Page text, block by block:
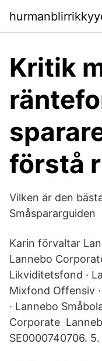
Kritik
förstå
Vilken är den
Småspararguiden
Karin förvaltar
Lannebo
Likviditetsfond ·
Mixfond Offensiv
· Lannebo
Corporate
SE0000740706.